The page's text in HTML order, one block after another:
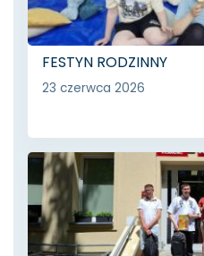
FESTYN RODZINNY
23 czerwca 2026